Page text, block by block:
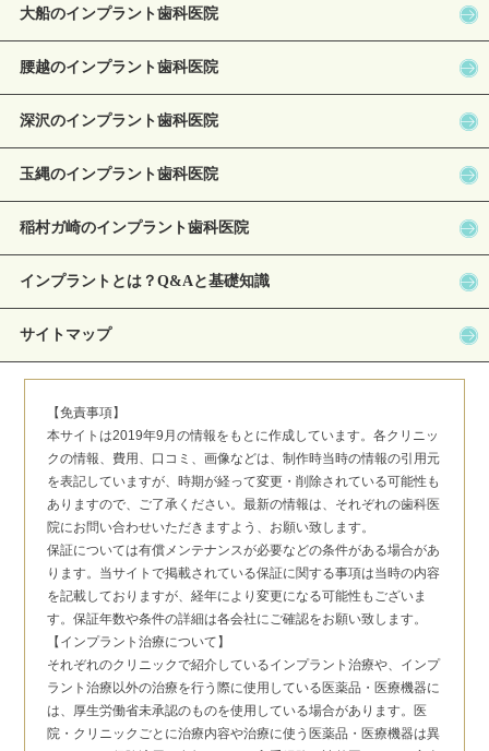
大船のインプラント歯科医院
腰越のインプラント歯科医院
深沢のインプラント歯科医院
玉縄のインプラント歯科医院
稲村ガ崎のインプラント歯科医院
インプラントとは？Q&Aと基礎知識
サイトマップ
【免責事項】
本サイトは2019年9月の情報をもとに作成しています。各クリニッ
クの情報、費用、口コミ、画像などは、制作時当時の情報の引用元
を表記していますが、時期が経って変更・削除されている可能性も
ありますので、ご了承ください。最新の情報は、それぞれの歯科医
院にお問い合わせいただきますよう、お願い致します。
保証については有償メンテナンスが必要などの条件がある場合があ
ります。当サイトで掲載されている保証に関する事項は当時の内容
を記載しておりますが、経年により変更になる可能性もございま
す。保証年数や条件の詳細は各会社にご確認をお願い致します。
【インプラント治療について】
それぞれのクリニックで紹介しているインプラント治療や、インプ
ラント治療以外の治療を行う際に使用している医薬品・医療機器に
は、厚生労働省未承認のものを使用している場合があります。医
院・クリニックごとに治療内容や治療に使う医薬品・医療機器は異